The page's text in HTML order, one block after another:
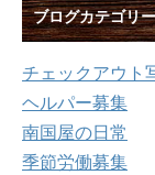
ブログカテゴリー
チェックアウト
ヘルパー募集
南国屋の日常
季節労働募集